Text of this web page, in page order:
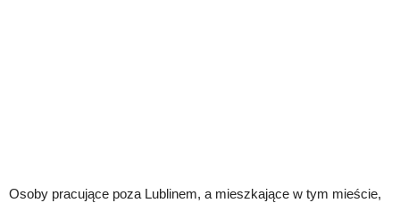
Osoby pracujące poza Lublinem, a mieszkające w tym mieście,